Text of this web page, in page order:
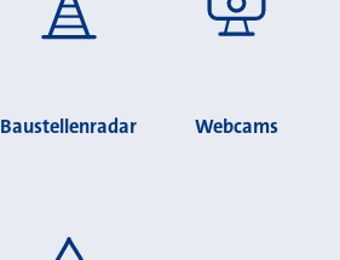
Baustellenradar Webcams